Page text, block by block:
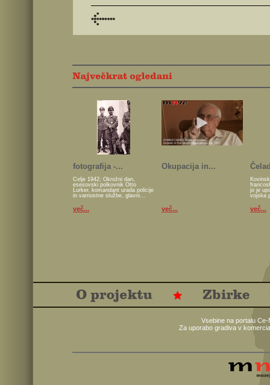
fotografija -...
Celje 1942; Okrožni dan,
esesovski polkovnik Otto
Lurker, komandant urada policije
in varnostne službe, glavni...
več...
Okupacija in...
več...
jo je
vojska
več...
Vsebine na portalu
Za uporabo gradiva v